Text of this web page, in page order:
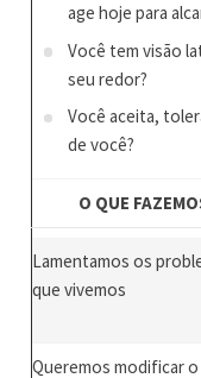
age hoje para
Você tem visão
seu redor?
Você aceita,
de você?
O QUE
Lamentamos os
que vivemos
Queremos modificar o